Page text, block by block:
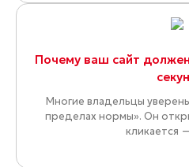
Почему ваш сайт
Многие владельцы
пределах нормы». Он
кликается